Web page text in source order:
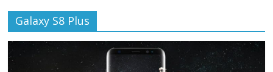
Galaxy S8 Plus